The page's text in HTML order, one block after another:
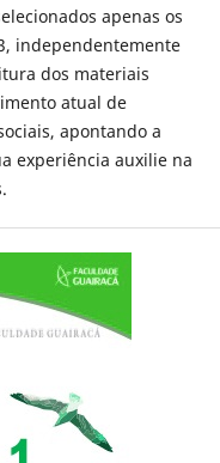
apenas os
independentemente
dos materiais
atual de
apontando a
experiência auxilie na